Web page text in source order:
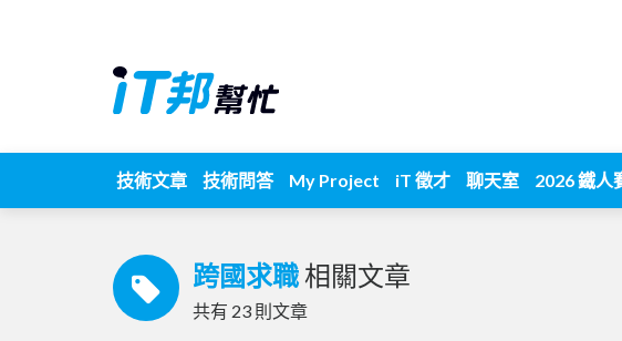
技術文章 技術問答 My Project iT 徵才 聊天室 2026 鐵人
跨國求職 相關文章
共有 23 則文章